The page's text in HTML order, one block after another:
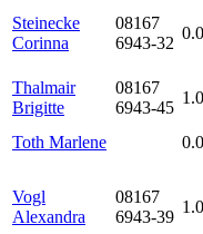
Steinecke
Corinna
08167
6943-32
Thalmair
Brigitte
08167
6943-45
Toth Marlene
Vogl
Alexandra
08167
6943-39